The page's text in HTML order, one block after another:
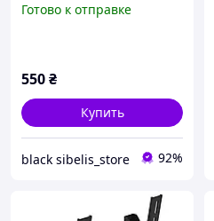
фиксированный 32 65",
Готово к отправке
550₴
Купить
black sibelis_store 92%